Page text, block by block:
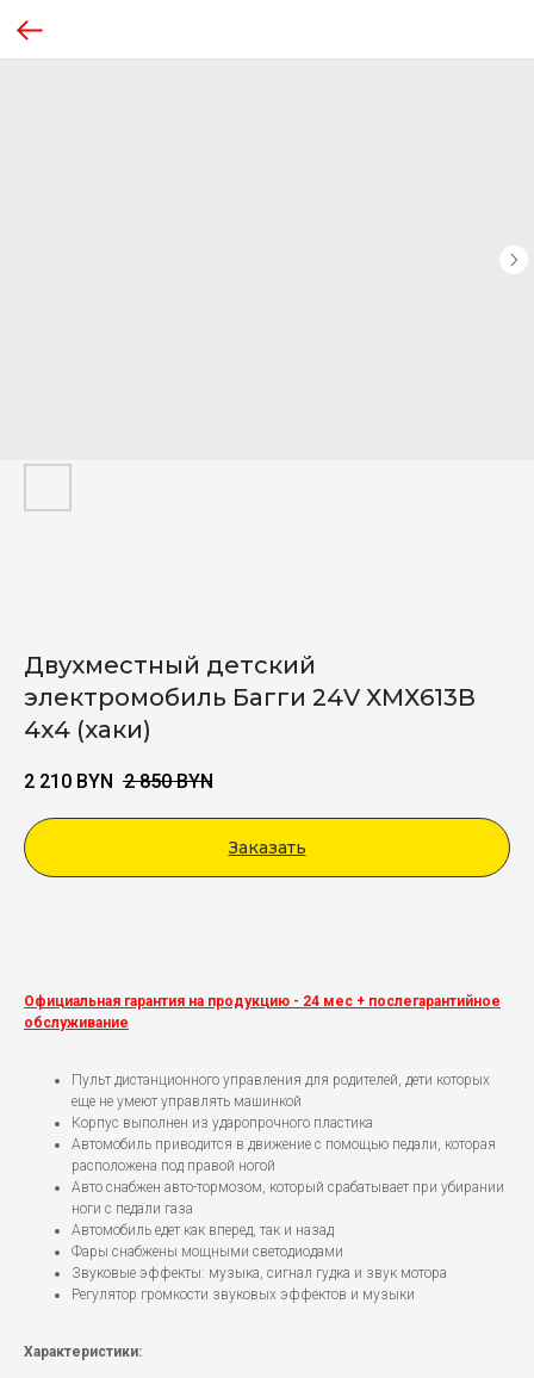
Двухместный детский
электромобиль Багги 24V ХМХ613В
4х4 (хаки)
2 210 BYN 2 850 BYN
Заказать
Официальная гарантия на продукцию - 24 мес + послегарантийное
обслуживание
Пульт дистанционного управления для родителей, дети которых
еще не умеют управлять машинкой
Корпус выполнен из ударопрочного пластика
Автомобиль приводится в движение с помощью педали, которая
расположена под правой ногой
Авто снабжен авто-тормозом, который срабатывает при убирании
ноги с педали газа
Автомобиль едет как вперед, так и назад
Фары снабжены мощными светодиодами
Звуковые эффекты: музыка, сигнал гудка и звук мотора
Регулятор громкости звуковых эффектов и музыки
Характеристики: